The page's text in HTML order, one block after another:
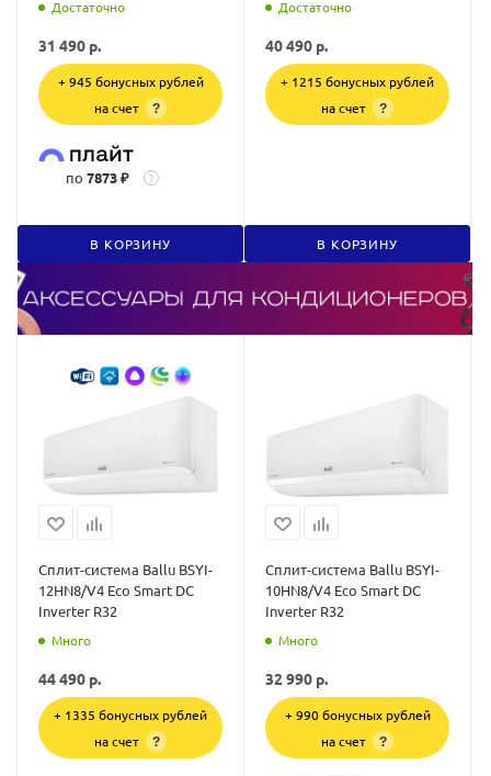
Достаточно
31 490 р.
+ 945 бонусных рублей
на счет
?
по 7873 ₽ ?
В КОРЗИНУ
Достаточно
40 490 р.
+ 1215 бонусных рублей
на счет
?
В КОРЗИНУ
Сплит-система Ballu BSYI-
12HN8/V4 Eco Smart DC
Inverter R32
Много
44 490 р.
+ 1335 бонусных рублей
на счет
?
Сплит-система Ballu BSYI-
10HN8/V4 Eco Smart DC
Inverter R32
Много
32 990 р.
+ 990 бонусных рублей
на счет
?